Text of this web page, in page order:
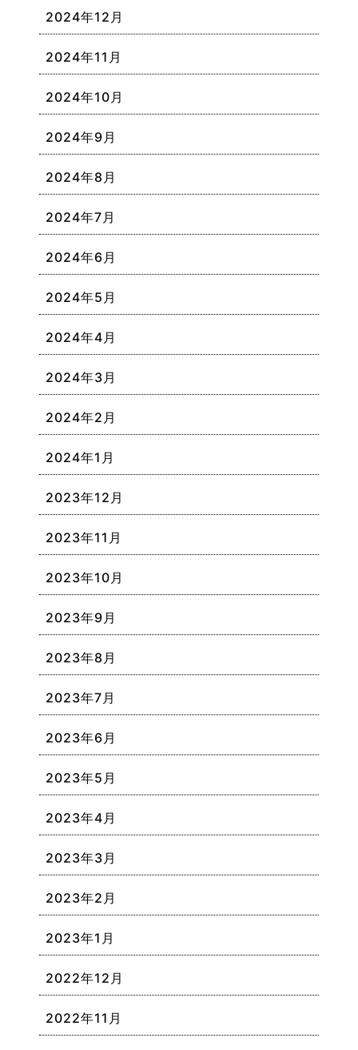
2024年12月
2024年11月
2024年10月
2024年9月
2024年8月
2024年7月
2024年6月
2024年5月
2024年4月
2024年3月
2024年2月
2024年1月
2023年12月
2023年11月
2023年10月
2023年9月
2023年8月
2023年7月
2023年6月
2023年5月
2023年4月
2023年3月
2023年2月
2023年1月
2022年12月
2022年11月